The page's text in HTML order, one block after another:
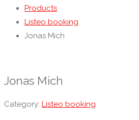
Products
Listeo booking
Jonas Mich
Jonas Mich
Category: Listeo booking